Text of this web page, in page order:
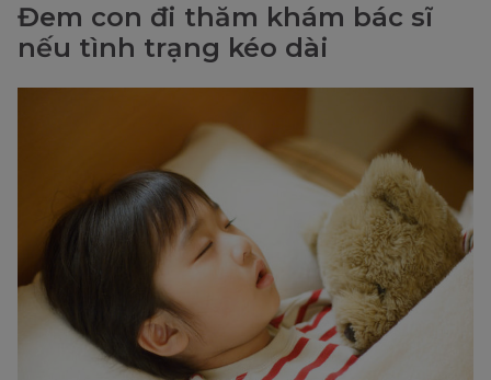
Đem con đi thăm khám bác sĩ
nếu tình trạng kéo dài